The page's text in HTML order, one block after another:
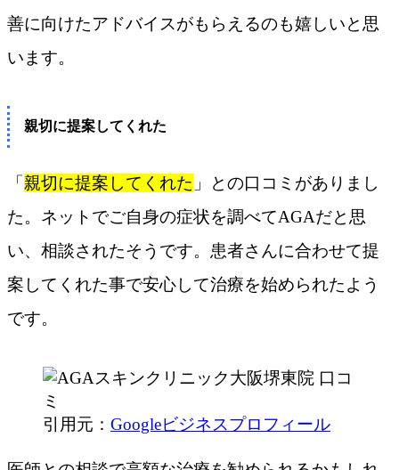
善に向けたアドバイスがもらえるのも嬉しいと思
います。
親切に提案してくれた
「 親切に提案してくれた 」との口コミがありまし
た。ネットでご自身の症状を調べてAGAだと思
い、相談されたそうです。患者さんに合わせて提
案してくれた事で安心して治療を始められたよう
です。
引用元： Googleビジネスプロフィール